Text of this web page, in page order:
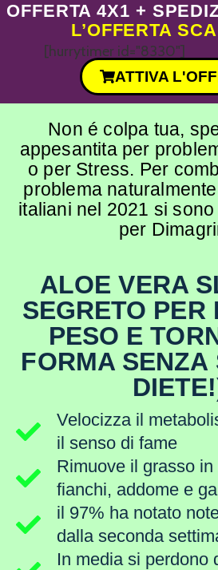
OFFERTA 4X1 +
L’OFFERTA
[hurrytimer id="8330"]
ATTIVA
Non é colpa tua,
appesantita per
o per Stress. Per
problema
italiani nel 2021 si sono
per
ALOE VERA
SEGRETO PER
PESO E
FORMA SENZA
Velocizza il
il senso di fame
Rimuove il grasso
fianchi, addome e
il 97% ha notato
dalla seconda
In media si perdono